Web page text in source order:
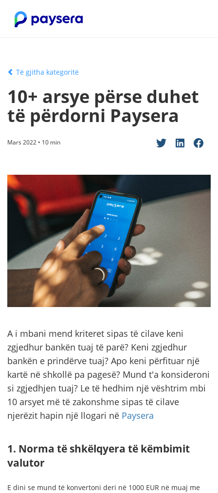
Të gjitha kategoritë
10+ arsye përse duhet
të përdorni Paysera
Mars 2022 • 10 min
A i mbani mend kriteret sipas të cilave keni
zgjedhur bankën tuaj të parë? Keni zgjedhur
bankën e prindërve tuaj? Apo keni përfituar një
kartë në shkollë pa pagesë? Mund t'a konsideroni
si zgjedhjen tuaj? Le të hedhim një vështrim mbi
10 arsyet më të zakonshme sipas të cilave
njerëzit hapin një llogari në Paysera
1. Norma të shkëlqyera të këmbimit
valutor
E dini se mund të konvertoni deri në 1000 EUR në muaj me